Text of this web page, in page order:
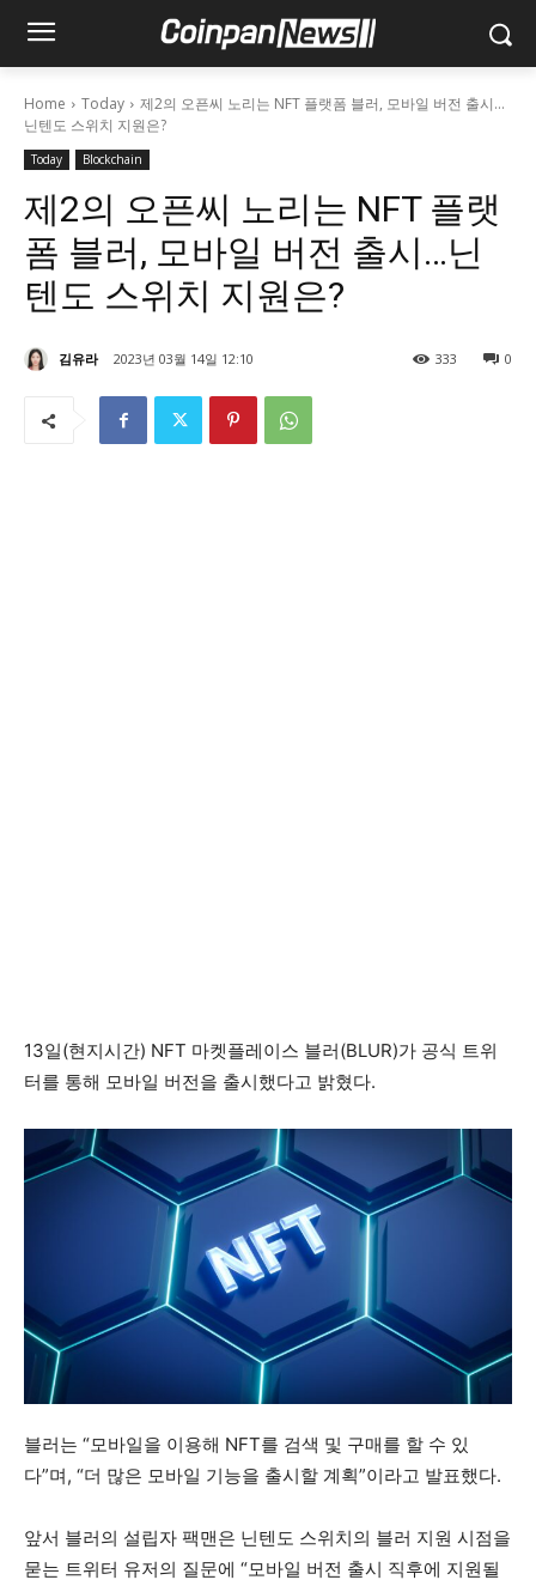
Home Today
제2의 오픈씨 노리는 NFT 플랫폼 블러, 모바일 버전 출시…
닌텐도 스위치 지원은?
Today Blockchain
제2의 오픈씨 노리는 NFT 플랫
폼 블러, 모바일 버전 출시…닌
텐도 스위치 지원은?
김유라 2023년 03월 14일 12:10 0
333
13일(현지시간) NFT 마켓플레이스 블러(BLUR)가 공식 트위
터를 통해 모바일 버전을 출시했다고 밝혔다.
블러는 “모바일을 이용해 NFT를 검색 및 구매를 할 수 있
다”며, “더 많은 모바일 기능을 출시할 계획”이라고 발표했다.
앞서 블러의 설립자 팩맨은 닌텐도 스위치의 블러 지원 시점을
묻는 트위터 유저의 질문에 “모바일 버전 출시 직후에 지원될